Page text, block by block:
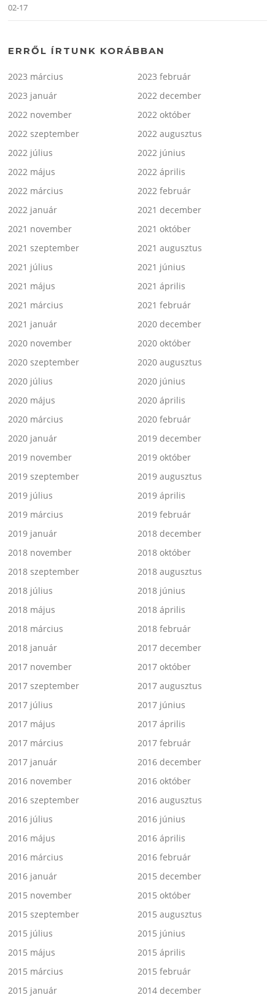
02-17
ERRŐL ÍRTUNK KORÁBBAN
2023 március
2023 február
2023 január
2022 december
2022 november
2022 október
2022 szeptember
2022 augusztus
2022 július
2022 június
2022 május
2022 április
2022 március
2022 február
2022 január
2021 december
2021 november
2021 október
2021 szeptember
2021 augusztus
2021 július
2021 június
2021 május
2021 április
2021 március
2021 február
2021 január
2020 december
2020 november
2020 október
2020 szeptember
2020 augusztus
2020 július
2020 június
2020 május
2020 április
2020 március
2020 február
2020 január
2019 december
2019 november
2019 október
2019 szeptember
2019 augusztus
2019 július
2019 április
2019 március
2019 február
2019 január
2018 december
2018 november
2018 október
2018 szeptember
2018 augusztus
2018 július
2018 június
2018 május
2018 április
2018 március
2018 február
2018 január
2017 december
2017 november
2017 október
2017 szeptember
2017 augusztus
2017 július
2017 június
2017 május
2017 április
2017 március
2017 február
2017 január
2016 december
2016 november
2016 október
2016 szeptember
2016 augusztus
2016 július
2016 június
2016 május
2016 április
2016 március
2016 február
2016 január
2015 december
2015 november
2015 október
2015 szeptember
2015 augusztus
2015 július
2015 június
2015 május
2015 április
2015 március
2015 február
2015 január
2014 december